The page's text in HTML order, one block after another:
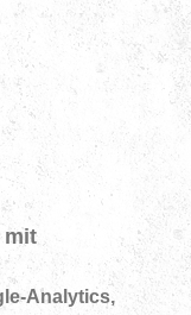
mit
Analytics,